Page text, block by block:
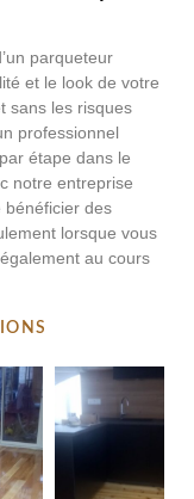
parqueteur
et le look de votre
sans les risques
professionnel
étape dans le
notre entreprise
bénéficier des
lorsque vous
au cours